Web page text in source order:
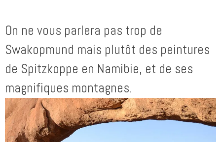
On ne vous parlera pas trop de
Swakopmund mais plutôt des peintures
de Spitzkoppe en Namibie, et de ses
magnifiques montagnes.